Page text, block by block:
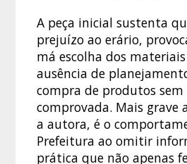
A peça inicial sustenta
prejuízo ao erário,
má escolha dos
ausência de
compra de produtos
comprovada. Mais grave
a autora, é o
Prefeitura ao omitir
prática que não apenas